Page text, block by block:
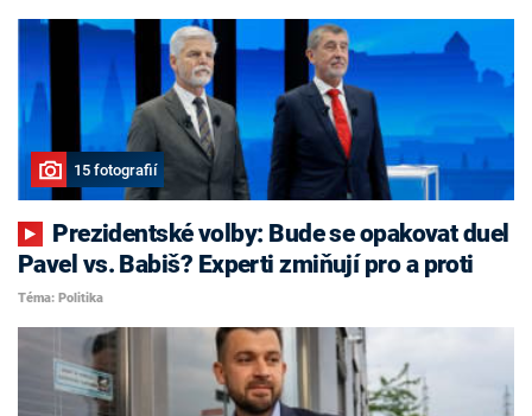
15 fotografií
Pavel vs. Babiš? Experti zmiňují pro a proti
Téma: Politika